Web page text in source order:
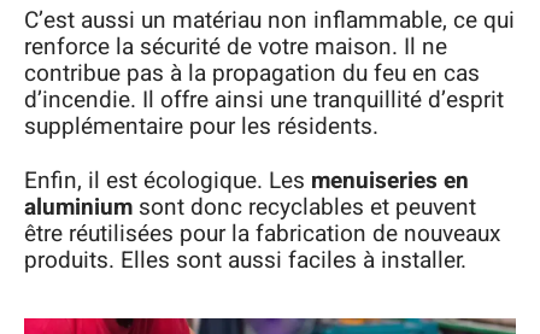
C’est aussi un matériau non inflammable, ce qui
renforce la sécurité de votre maison. Il ne
contribue pas à la propagation du feu en cas
d’incendie. Il offre ainsi une tranquillité d’esprit
supplémentaire pour les résidents.
Enfin, il est écologique. Les menuiseries en
aluminium sont donc recyclables et peuvent
être réutilisées pour la fabrication de nouveaux
produits. Elles sont aussi faciles à installer.